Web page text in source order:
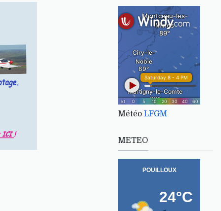
Météo LFGM
METEO